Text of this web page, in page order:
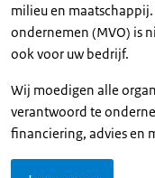
milieu en
ondernemen (MVO) is
ook voor uw bedrijf.
Wij moedigen alle
verantwoord te
financiering, advies en